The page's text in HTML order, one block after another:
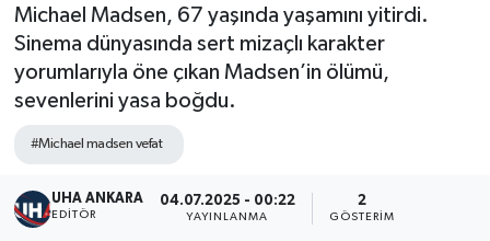
Michael Madsen, 67 yaşında yaşamını yitirdi.
Sinema dünyasında sert mizaçlı karakter
yorumlarıyla öne çıkan Madsen’in ölümü,
sevenlerini yasa boğdu.
#Michael madsen vefat
UHA ANKARA
EDITÖR
04.07.2025 - 00:22
YAYINLANMA
2
GÖSTERIM
Yaşam
Son Dakika Haberleri
Haber Arşivi